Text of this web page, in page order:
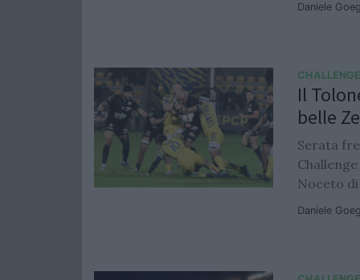
Daniele
Il
belle
Serata
Noceto di
Daniele